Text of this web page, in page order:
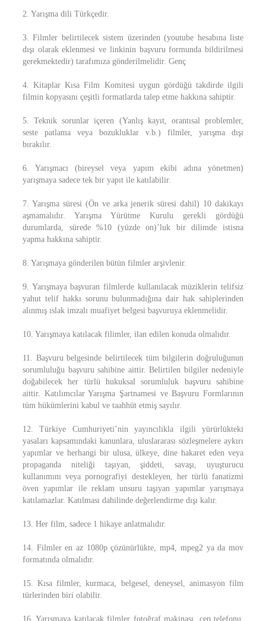
2. Yarışma dili Türkçedir.
3. Filmler belirtilecek sistem üzerinden (youtube hesabına liste
dışı olarak eklenmesi ve linkinin başvuru formunda bildirilmesi
gerekmektedir) tarafımıza gönderilmelidir. Genç
4. Kitaplar Kısa Film Komitesi uygun gördüğü takdirde ilgili
filmin kopyasını çeşitli formatlarda talep etme hakkına sahiptir.
5. Teknik sorunlar içeren (Yanlış kayıt, orantısal problemler,
seste patlama veya bozukluklar v.b.) filmler, yarışma dışı
bırakılır.
6. Yarışmacı (bireysel veya yapım ekibi adına yönetmen)
yarışmaya sadece tek bir yapıt ile katılabilir.
7. Yarışma süresi (Ön ve arka jenerik süresi dahil) 10 dakikayı
aşmamalıdır. Yarışma Yürütme Kurulu gerekli gördüğü
durumlarda, sürede %10 (yüzde on)’luk bir dilimde istisna
yapma hakkına sahiptir.
8. Yarışmaya gönderilen bütün filmler arşivlenir.
9. Yarışmaya başvuran filmlerde kullanılacak müziklerin telifsiz
yahut telif hakkı sorunu bulunmadığına dair hak sahiplerinden
alınmış ıslak imzalı muafiyet belgesi başvuruya eklenmelidir.
10. Yarışmaya katılacak filimler, ilan edilen konuda olmalıdır.
11. Başvuru belgesinde belirtilecek tüm bilgilerin doğruluğunun
sorumluluğu başvuru sahibine aittir. Belirtilen bilgiler nedeniyle
doğabilecek her türlü hukuksal sorumluluk başvuru sahibine
aittir. Katılımcılar Yarışma Şartnamesi ve Başvuru Formlarının
tüm hükümlerini kabul ve taahhüt etmiş sayılır.
12. Türkiye Cumhuriyeti’nin yayıncılıkla ilgili yürürlükteki
yasaları kapsamındaki kanunlara, uluslararası sözleşmelere aykırı
yapımlar ve herhangi bir ulusa, ülkeye, dine hakaret eden veya
propaganda niteliği taşıyan, şiddeti, savaşı, uyuşturucu
kullanımını veya pornografiyi destekleyen, her türlü fanatizmi
öven yapımlar ile reklam unsuru taşıyan yapımlar yarışmaya
katılamazlar. Katılması dahilinde değerlendirme dışı kalır.
13. Her film, sadece 1 hikaye anlatmalıdır.
14. Filmler en az 1080p çözünürlükte, mp4, mpeg2 ya da mov
formatında olmalıdır.
15. Kısa filmler, kurmaca, belgesel, deneysel, animasyon film
türlerinden biri olabilir.
16. Yarışmaya katılacak filmler fotoğraf makinası, cep telefonu,